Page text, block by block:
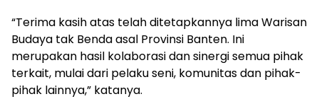
“Terima kasih atas telah ditetapkannya lima Warisan
Budaya tak Benda asal Provinsi Banten. Ini
merupakan hasil kolaborasi dan sinergi semua pihak
terkait, mulai dari pelaku seni, komunitas dan pihak-
pihak lainnya,” katanya.